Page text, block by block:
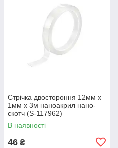
Стрічка двостороння 12мм x
1мм x 3м наноакрил нано-
скотч (S-117962)
В наявності
46 ₴